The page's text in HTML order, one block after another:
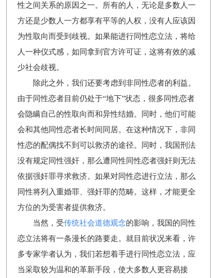
性之间关系的原因之一。所有的人，无论是多数人一
方还是少数人一方都享有平等的人权，没有人应该因
为性取向而受到歧视。如果能进行同性恋立法，将给
人一种仪式感，如同拿到官方许可证，这将有效的减
少社会歧视。
除此之外，我们还要考虑到非同性恋者的利益。
由于同性恋者目前仍处于“地下”状态，很多同性恋者
会隐瞒自己的性取向而和异性结婚。同时，他们可能
会和其他同性恋者长时间同居。在这种情况下，非同
性恋的配偶找不到可以救济的途径。同时，我国刑法
没有规定同性强奸，那么遭同性同性恋者强奸则无法
依据强奸罪寻求救济。如果对同性恋进行立法，那么
同性将列入重婚罪、强奸罪的范畴。这样，才能更全
方位的为受害者提供救济。
当然，受传统社会道德观念的影响，我国的同性
恋立法将有一条漫长的路要走。就目前状况来看，许
多专家学者认为，我们若想着手进行同性恋立法，应
当采取较为温和的革新手段，使大多数人更容易接